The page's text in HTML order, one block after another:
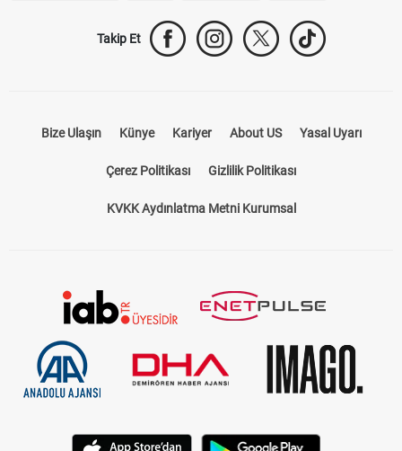
Takip Et
Bize Ulaşın Künye Kariyer About US Yasal Uyarı
Çerez Politikası Gizlilik Politikası
KVKK Aydınlatma Metni Kurumsal